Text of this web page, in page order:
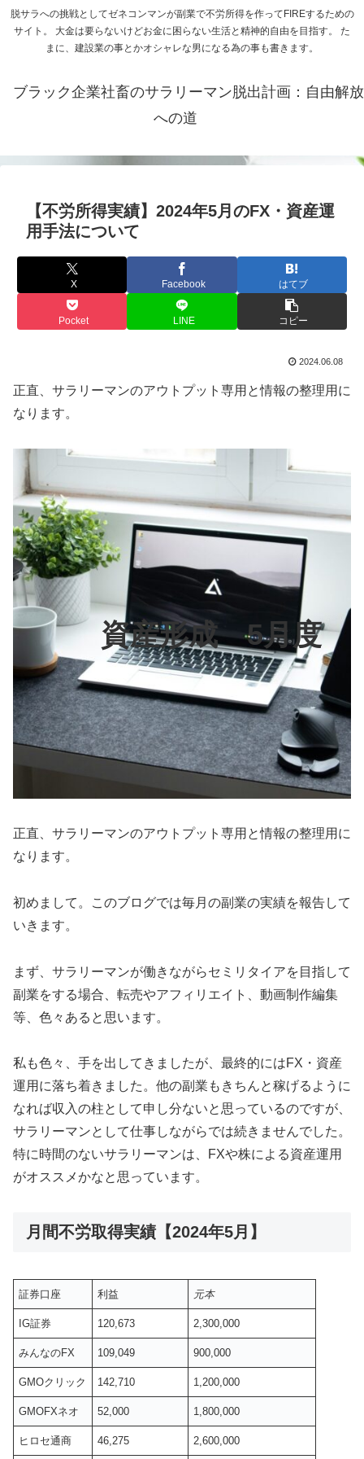
脱サラへの挑戦としてゼネコンマンが副業で不労所得を作ってFIREするための
サイト。 大金は要らないけどお金に困らない生活と精神的自由を目指す。 た
まに、建設業の事とかオシャレな男になる為の事も書きます。
ブラック企業社畜のサラリーマン脱出計画：自由解放
への道
【不労所得実績】2024年5月のFX・資産運
用手法について
X Facebook はてブ
Pocket LINE コピー
2024.06.08
正直、サラリーマンのアウトプット専用と情報の整理用に
なります。
資産形成 5月度
正直、サラリーマンのアウトプット専用と情報の整理用に
なります。
初めまして。このブログでは毎月の副業の実績を報告して
いきます。
まず、サラリーマンが働きながらセミリタイアを目指して
副業をする場合、転売やアフィリエイト、動画制作編集
等、色々あると思います。
私も色々、手を出してきましたが、最終的にはFX・資産
運用に落ち着きました。他の副業もきちんと稼げるように
なれば収入の柱として申し分ないと思っているのですが、
サラリーマンとして仕事しながらでは続きませんでした。
特に時間のないサラリーマンは、FXや株による資産運用
がオススメかなと思っています。
月間不労取得実績【2024年5月】
証券口座 利益 元本
IG証券 120,673 2,300,000
みんなのFX 109,049 900,000
GMOクリック 142,710 1,200,000
GMOFXネオ 52,000 1,800,000
ヒロセ通商 46,275 2,600,000